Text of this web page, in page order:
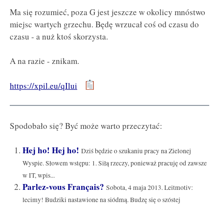
Ma się rozumieć, poza G jest jeszcze w okolicy mnóstwo
miejsc wartych grzechu. Będę wrzucał coś od czasu do
czasu - a nuż ktoś skorzysta.
A na razie - znikam.
https://xpil.eu/qIlui
Spodobało się? Być może warto przeczytać:
Hej ho! Hej ho! Dziś będzie o szukaniu pracy na Zielonej
Wyspie. Słowem wstępu: 1. Siłą rzeczy, ponieważ pracuję od zawsze
w IT, wpis...
Parlez-vous Français? Sobota, 4 maja 2013. Leitmotiv:
lecimy! Budziki nastawione na siódmą. Budzę się o szóstej